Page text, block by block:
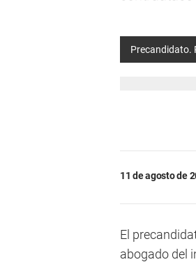
Precandidato.
11 de agosto de
El
abogado del